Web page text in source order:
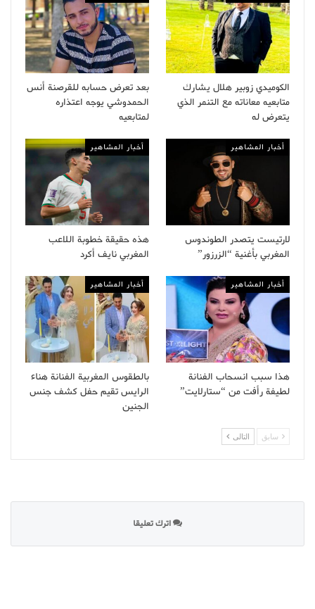
الكوميدي زوبير هلال يشارك
متابعيه معاناته مع التنمر الذي
يتعرض له
بعد تعرض حسابه للقرصنة أنس
الحمدوشي يوجه اعتذاره
لمتابعيه
أخبار المشاهير
لارتيست يتصدر الطوندوس
المغربي بأغنية “الزرزور”
أخبار المشاهير
هذه حقيقة خطوبة اللاعب
المغربي نايف أكرد
أخبار المشاهير
هذا سبب انسحاب الفنانة
لطيفة رأفت من “ستارلايت”
أخبار المشاهير
بالطقوس المغربية الفنانة هناء
الرايس تقيم حفل كشف جنس
الجنين
سابق التالى
اترك تعليقا